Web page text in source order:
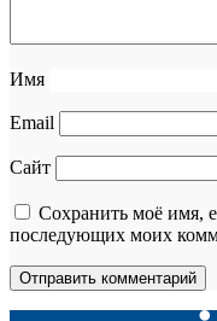
Имя
Email
Сайт
Сохранить моё имя,
последующих моих